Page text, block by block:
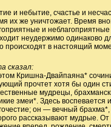
и небытие, счастье и
их же уничтожает. Время
и
неудержимо одинаково
происходят в настоящий
сказал:
Кришна-Двайпаяна*
прочтет хотя бы один
мудрецы,
змеи*. Здесь воспевается
он — вечный
рассказывают мудрые.